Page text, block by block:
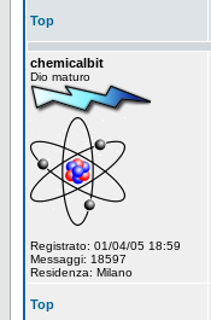
Top
chemicalbit
Dio maturo
Registrato: 01/04/05 18:59
Messaggi: 18597
Residenza: Milano
Top